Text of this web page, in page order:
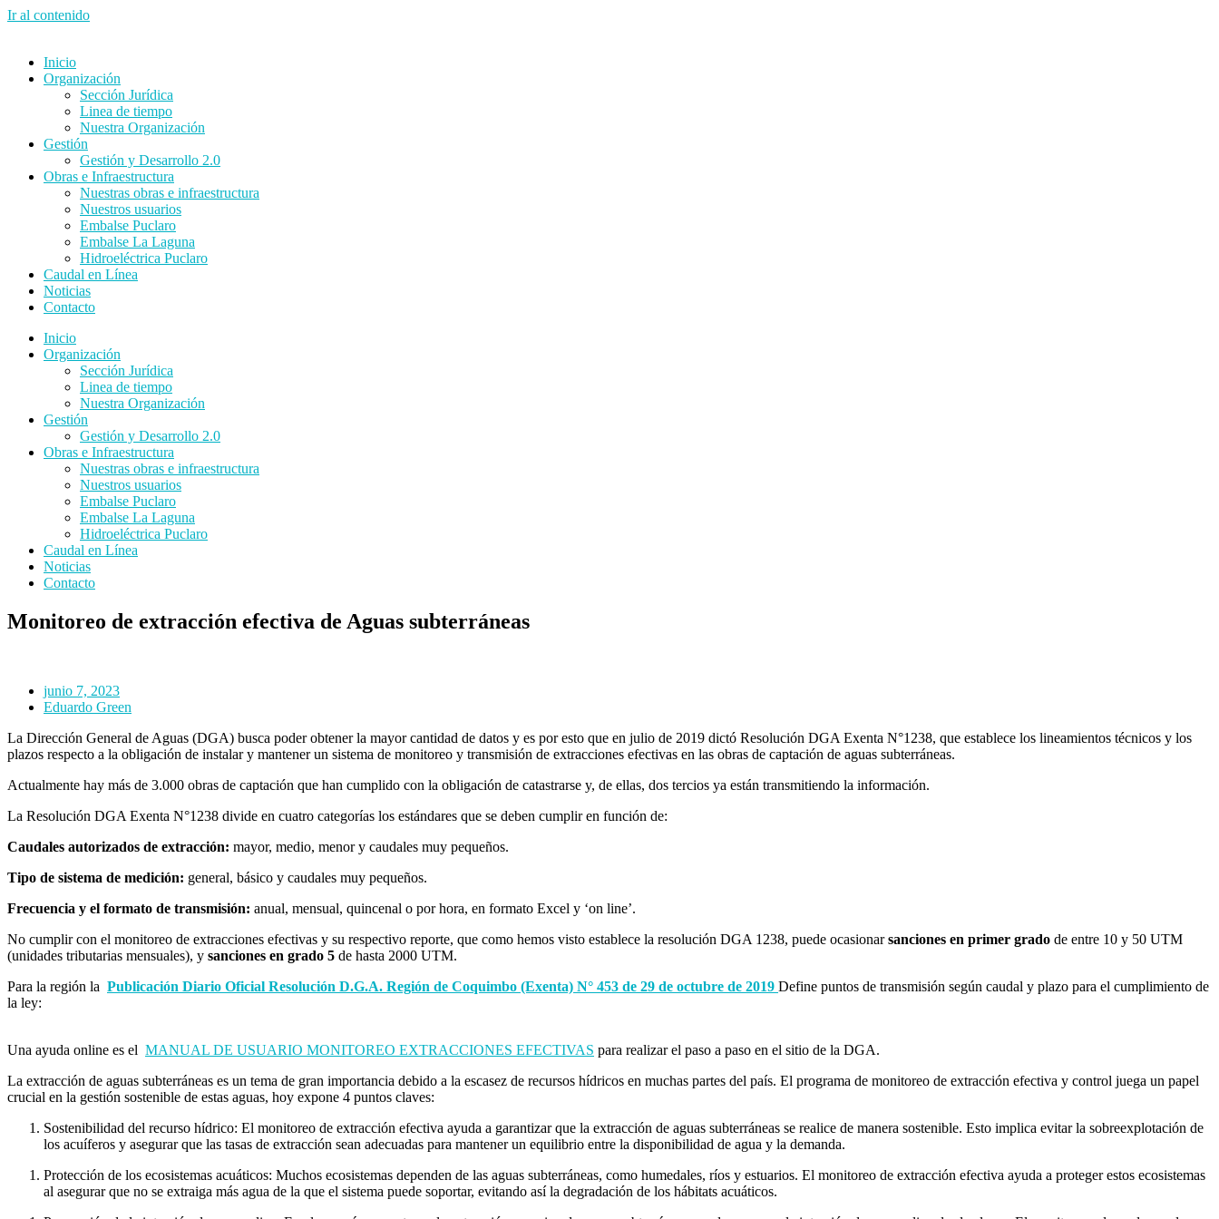
Ir al contenido
Inicio
Organización
Sección Jurídica
Linea de tiempo
Nuestra Organización
Gestión
Gestión y Desarrollo 2.0
Obras e Infraestructura
Nuestras obras e infraestructura
Nuestros usuarios
Embalse Puclaro
Embalse La Laguna
Hidroeléctrica Puclaro
Caudal en Línea
Noticias
Contacto
Inicio
Organización
Sección Jurídica
Linea de tiempo
Nuestra Organización
Gestión
Gestión y Desarrollo 2.0
Obras e Infraestructura
Nuestras obras e infraestructura
Nuestros usuarios
Embalse Puclaro
Embalse La Laguna
Hidroeléctrica Puclaro
Caudal en Línea
Noticias
Contacto
Monitoreo de extracción efectiva de Aguas subterráneas
junio 7, 2023
Eduardo Green
La Dirección General de Aguas (DGA) busca poder obtener la mayor cantidad de datos y es por esto que en julio de 2019 dictó Resolución DGA Exenta N°1238, que establece los lineamientos técnicos y los
plazos respecto a la obligación de instalar y mantener un sistema de monitoreo y transmisión de extracciones efectivas en las obras de captación de aguas subterráneas.
Actualmente hay más de 3.000 obras de captación que han cumplido con la obligación de catastrarse y, de ellas, dos tercios ya están transmitiendo la información.
La Resolución DGA Exenta N°1238 divide en cuatro categorías los estándares que se deben cumplir en función de:
Caudales autorizados de extracción: mayor, medio, menor y caudales muy pequeños.
Tipo de sistema de medición: general, básico y caudales muy pequeños.
Frecuencia y el formato de transmisión: anual, mensual, quincenal o por hora, en formato Excel y ‘on line’.
No cumplir con el monitoreo de extracciones efectivas y su respectivo reporte, que como hemos visto establece la resolución DGA 1238, puede ocasionarsanciones en primer grado de entre 10 y 50 UTM
(unidades tributarias mensuales), y sanciones en grado 5 de hasta 2000 UTM.
Para la región la Publicación Diario Oficial Resolución D.G.A. Región de Coquimbo (Exenta) N° 453 de 29 de octubre de 2019 Define puntos de transmisión según caudal y plazo para el cumplimiento de
la ley:
Una ayuda online es el MANUAL DE USUARIO MONITOREO EXTRACCIONES EFECTIVAS para realizar el paso a paso en el sitio de la DGA.
La extracción de aguas subterráneas es un tema de gran importancia debido a la escasez de recursos hídricos en muchas partes del país. El programa de monitoreo de extracción efectiva y control juega un papel
crucial en la gestión sostenible de estas aguas, hoy expone 4 puntos claves:
Sostenibilidad del recurso hídrico: El monitoreo de extracción efectiva ayuda a garantizar que la extracción de aguas subterráneas se realice de manera sostenible. Esto implica evitar la sobreexplotación de
los acuíferos y asegurar que las tasas de extracción sean adecuadas para mantener un equilibrio entre la disponibilidad de agua y la demanda.
Protección de los ecosistemas acuáticos: Muchos ecosistemas dependen de las aguas subterráneas, como humedales, ríos y estuarios. El monitoreo de extracción efectiva ayuda a proteger estos ecosistemas
al asegurar que no se extraiga más agua de la que el sistema puede soportar, evitando así la degradación de los hábitats acuáticos.